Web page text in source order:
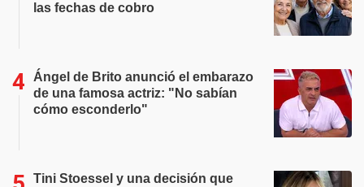
las fechas de cobro
Ángel de Brito anunció el embarazo
de una famosa actriz: "No sabían
cómo esconderlo"
Tini Stoessel y una decisión que